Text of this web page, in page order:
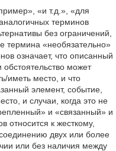
«и т.д.», «для
терминов
без ограничений,
термина «необязательно»
означает, что описанный
может
иметь место, и что
элемент, событие,
и случаи, когда это не
и «связанный» и
относится к жесткому,
двух или более
или без наличия между